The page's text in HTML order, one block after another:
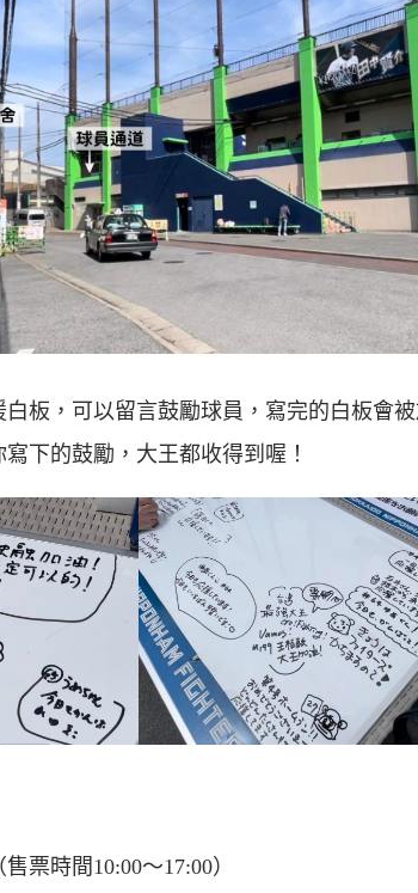
板，可以留言鼓勵球員，寫完的白板會
下的鼓勵，大王都收得到喔！
票時間10:00～17:00）